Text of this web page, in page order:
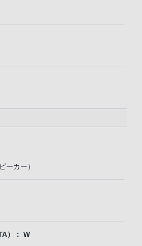
ーカー）
）： W